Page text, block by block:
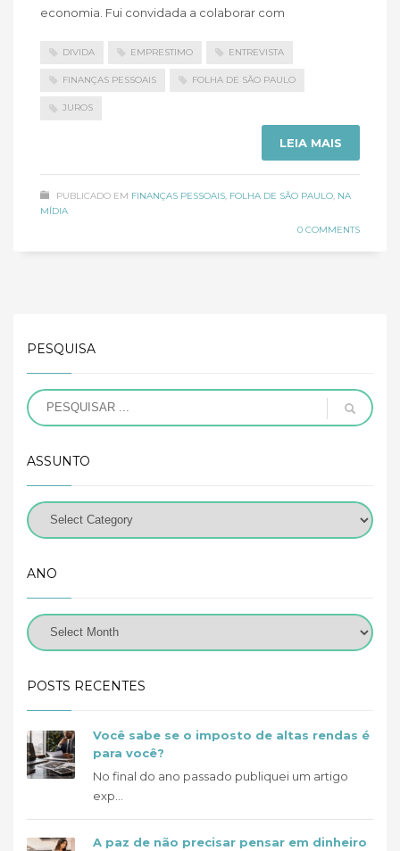
economia. Fui convidada a colaborar com
DIVIDA EMPRESTIMO ENTREVISTA
FINANÇAS PESSOAIS FOLHA DE SÃO PAULO
JUROS
LEIA MAIS
PUBLICADO EM FINANÇAS PESSOAIS, FOLHA DE SÃO PAULO, NA
MÍDIA
0 COMMENTS
PESQUISA
ASSUNTO
ANO
POSTS RECENTES
Você sabe se o imposto de altas rendas é
para você?
No final do ano passado publiquei um artigo
exp...
A paz de não precisar pensar em dinheiro